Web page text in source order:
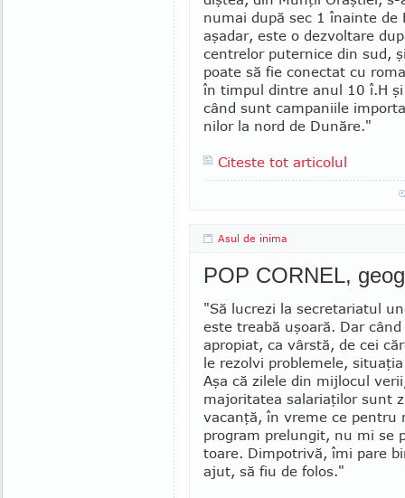
numai după sec 1 înainte de
aşadar, es­te o dezvoltare
cen­trelor puternice din sud,
poate să fie conectat cu
în timpul dintre anul 10 î.H
când sunt campaniile
nilor la nord de Dunăre."
Citeste tot articolul
Asul de inima
POP CORNEL,
"Să lucrezi la secretariatul
este treabă uşoară. Dar
apropiat, ca vârstă, de cei
le rezolvi problemele,
Aşa că zilele din mijlocul
majo­ritatea salariaţilor sunt
vacanţă, în vreme ce pen­tru
program pre­lungit, nu mi se
toare. Dimpotrivă, îmi pare
ajut, să fiu de folos."